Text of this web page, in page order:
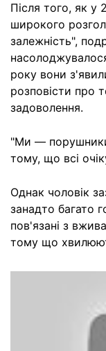
Після того, як у
широкого
залежність",
року вони
розповісти про
задоволення.
"Ми — порушники
тому, що всі
Однак чоловік
занадто багато
пов'язані з
тому що